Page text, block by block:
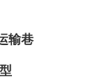
输巷